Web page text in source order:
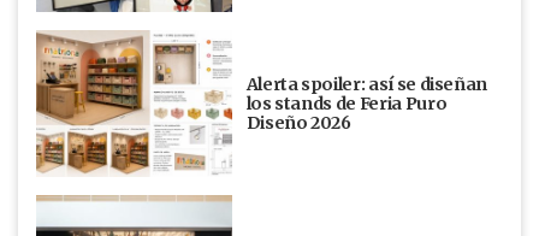
Alerta spoiler: así se diseñan
los stands de Feria Puro
Diseño 2026